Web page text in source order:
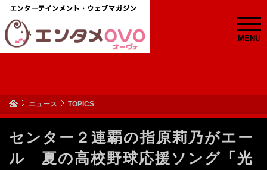
MENU
ニュース TOPICS
センター２連覇の指原莉乃がエー
ル 夏の高校野球応援ソング「光